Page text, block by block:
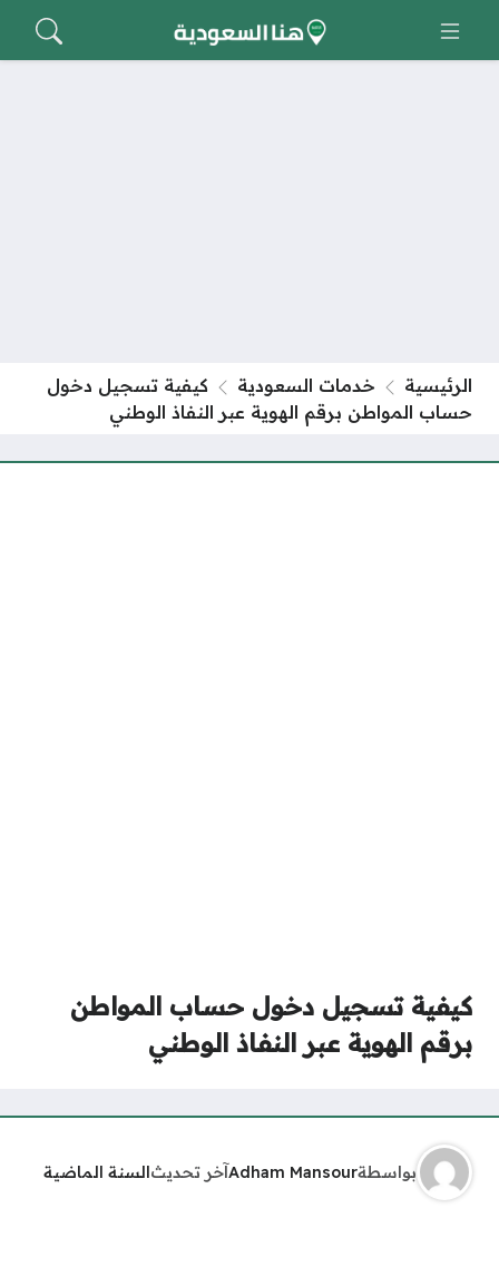
الرئيسية خدمات السعودية
كيفية تسجيل دخول
حساب المواطن برقم الهوية عبر النفاذ الوطني
كيفية تسجيل دخول حساب المواطن
برقم الهوية عبر النفاذ الوطني
بواسطةAdham Mansourآخر تحديثالسنة الماضية